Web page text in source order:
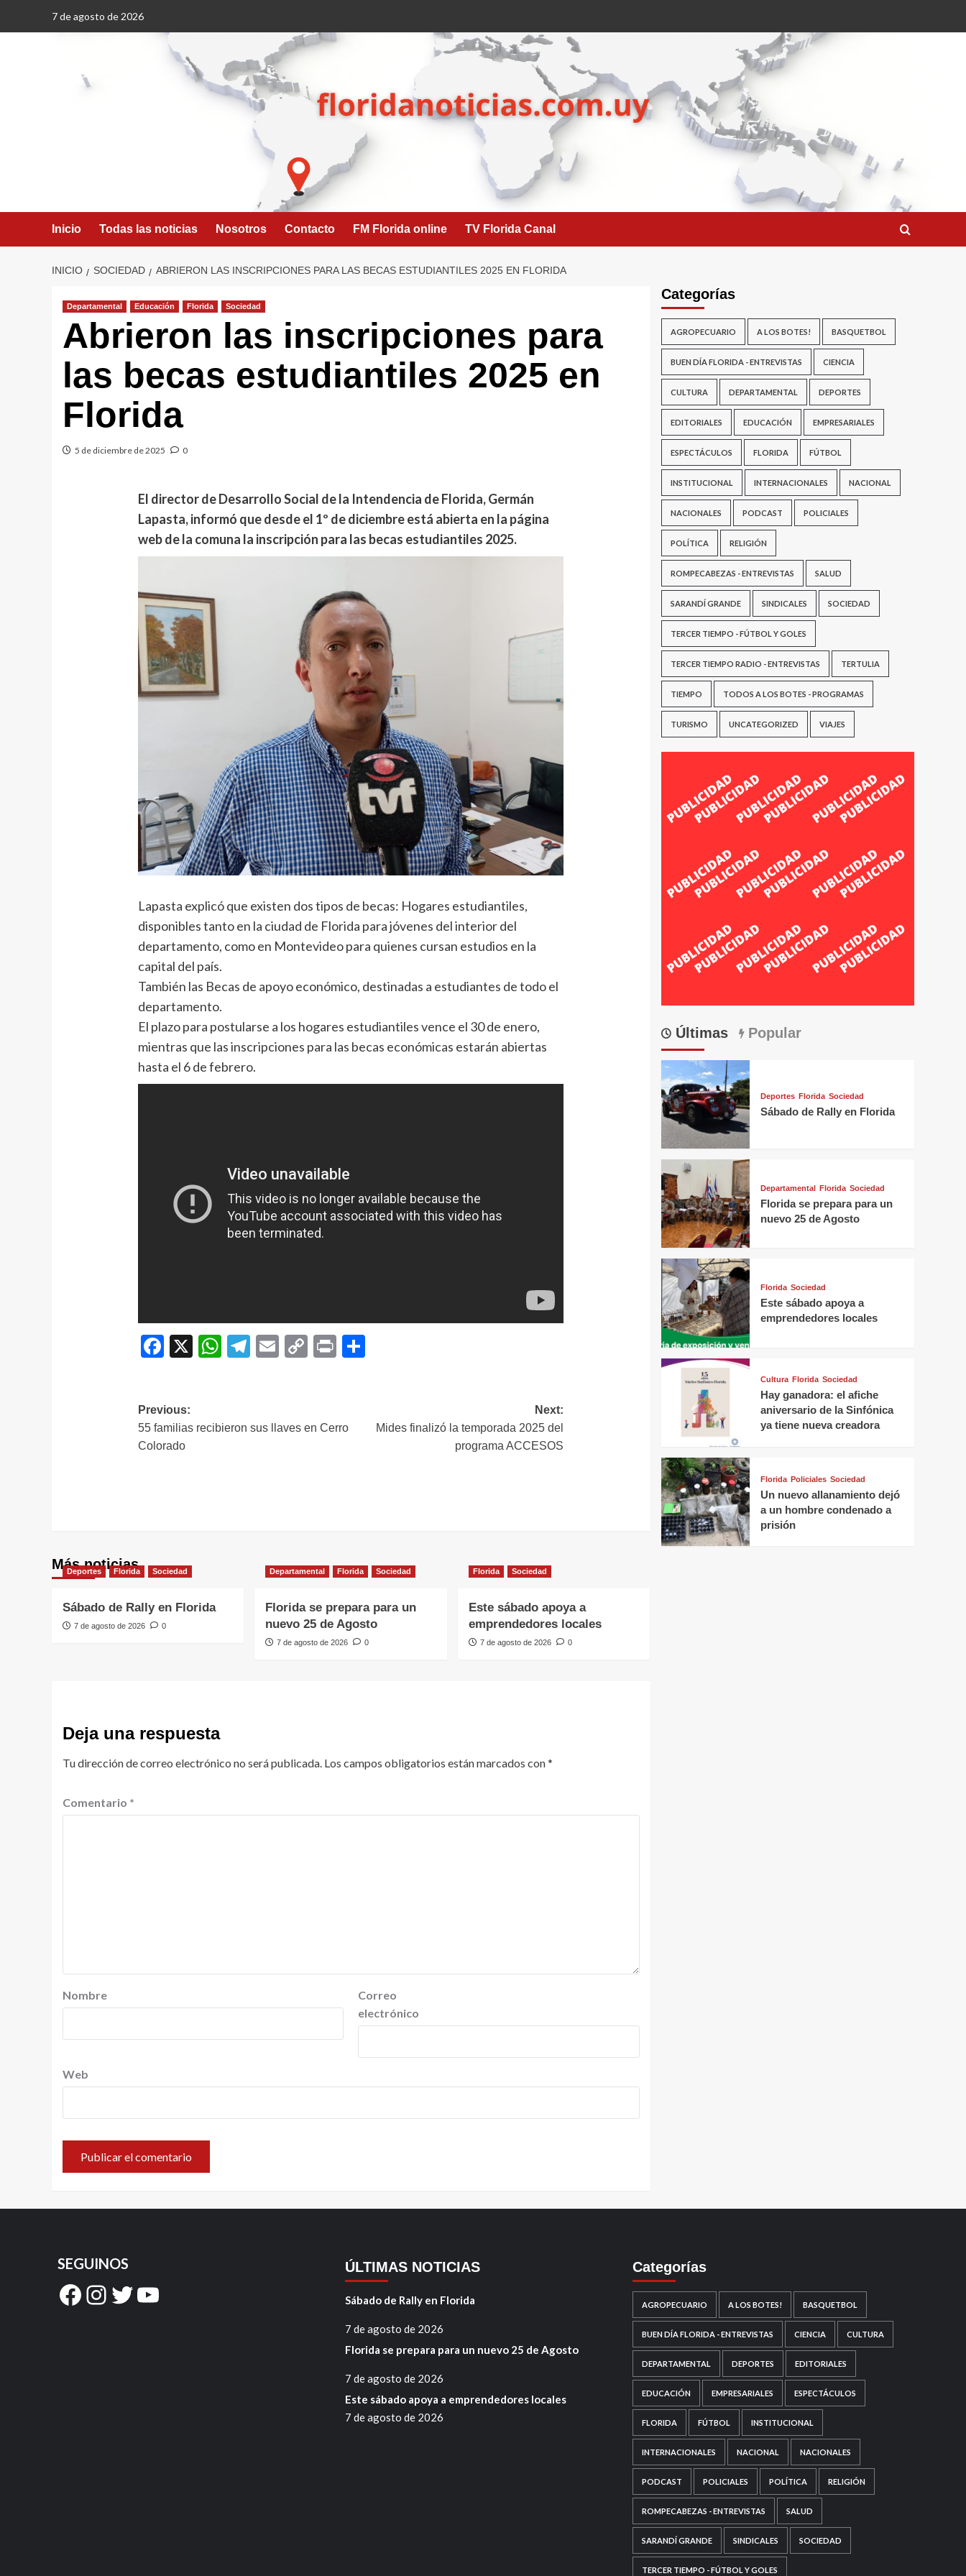
7 de agosto de 2026
Inicio Todas las noticias Nosotros Contacto FM Florida online TV Florida Canal
INICIO SOCIEDAD ABRIERON LAS INSCRIPCIONES PARA LAS BECAS ESTUDIANTILES 2025 EN FLORIDA
Departamental Educación Florida Sociedad
Abrieron las inscripciones para
las becas estudiantiles 2025 en
Florida
5 de diciembre de 2025 0
El director de Desarrollo Social de la Intendencia de Florida, Germán
Lapasta, informó que desde el 1º de diciembre está abierta en la página
web de la comuna la inscripción para las becas estudiantiles 2025.
Lapasta explicó que existen dos tipos de becas: Hogares estudiantiles,
disponibles tanto en la ciudad de Florida para jóvenes del interior del
departamento, como en Montevideo para quienes cursan estudios en la
capital del país.
También las Becas de apoyo económico, destinadas a estudiantes de todo el
departamento.
El plazo para postularse a los hogares estudiantiles vence el 30 de enero,
mientras que las inscripciones para las becas económicas estarán abiertas
hasta el 6 de febrero.
Facebook
X WhatsApp
Telegram
EmailCopyPrint
Navegación
de
Previous:
55 familias recibieron sus llaves en Cerro
Colorado
Next:
Mides finalizó la temporada 2025 del
programa ACCESOS
Más noticias
Deportes Florida Sociedad
Sábado de Rally en Florida
7 de agosto de 2026 0
Departamental Florida Sociedad
Florida se prepara para un
nuevo 25 de Agosto
7 de agosto de 2026 0
Florida Sociedad
Este sábado apoya a
emprendedores locales
7 de agosto de 2026 0
Deja una respuesta
Tu dirección de correo electrónico no será publicada. Los campos obligatorios están marcados con*
Comentario *
Nombre
Correo
electrónico
Web
Categorías
AGROPECUARIO A LOS BOTES! BASQUETBOL
BUEN DÍA FLORIDA - ENTREVISTAS CIENCIA
CULTURA DEPARTAMENTAL DEPORTES
EDITORIALES EDUCACIÓN EMPRESARIALES
ESPECTÁCULOS FLORIDA FÚTBOL
INSTITUCIONAL INTERNACIONALES NACIONAL
NACIONALES PODCAST POLICIALES
POLÍTICA RELIGIÓN
ROMPECABEZAS - ENTREVISTAS SALUD
SARANDÍ GRANDE SINDICALES SOCIEDAD
TERCER TIEMPO - FÚTBOL Y GOLES
TERCER TIEMPO RADIO - ENTREVISTAS TERTULIA
TIEMPO TODOS A LOS BOTES - PROGRAMAS
TURISMO UNCATEGORIZED VIAJES
Últimas Popular
Deportes Florida Sociedad
Sábado de Rally en Florida
Departamental Florida Sociedad
Florida se prepara para un
nuevo 25 de Agosto
Florida Sociedad
Este sábado apoya a
emprendedores locales
Cultura Florida Sociedad
Hay ganadora: el afiche
aniversario de la Sinfónica
ya tiene nueva creadora
Florida Policiales Sociedad
Un nuevo allanamiento dejó
a un hombre condenado a
prisión
SEGUINOS
Facebook
Instagram
Twitter
YouTube
ÚLTIMAS NOTICIAS
Sábado de Rally en Florida
7 de agosto de 2026
Florida se prepara para un nuevo 25 de Agosto
7 de agosto de 2026
Este sábado apoya a emprendedores locales
7 de agosto de 2026
Categorías
AGROPECUARIO A LOS BOTES! BASQUETBOL
BUEN DÍA FLORIDA - ENTREVISTAS CIENCIA CULTURA
DEPARTAMENTAL DEPORTES EDITORIALES
EDUCACIÓN EMPRESARIALES ESPECTÁCULOS
FLORIDA FÚTBOL INSTITUCIONAL
INTERNACIONALES NACIONAL NACIONALES
PODCAST POLICIALES POLÍTICA RELIGIÓN
ROMPECABEZAS - ENTREVISTAS SALUD
SARANDÍ GRANDE SINDICALES SOCIEDAD
TERCER TIEMPO - FÚTBOL Y GOLES